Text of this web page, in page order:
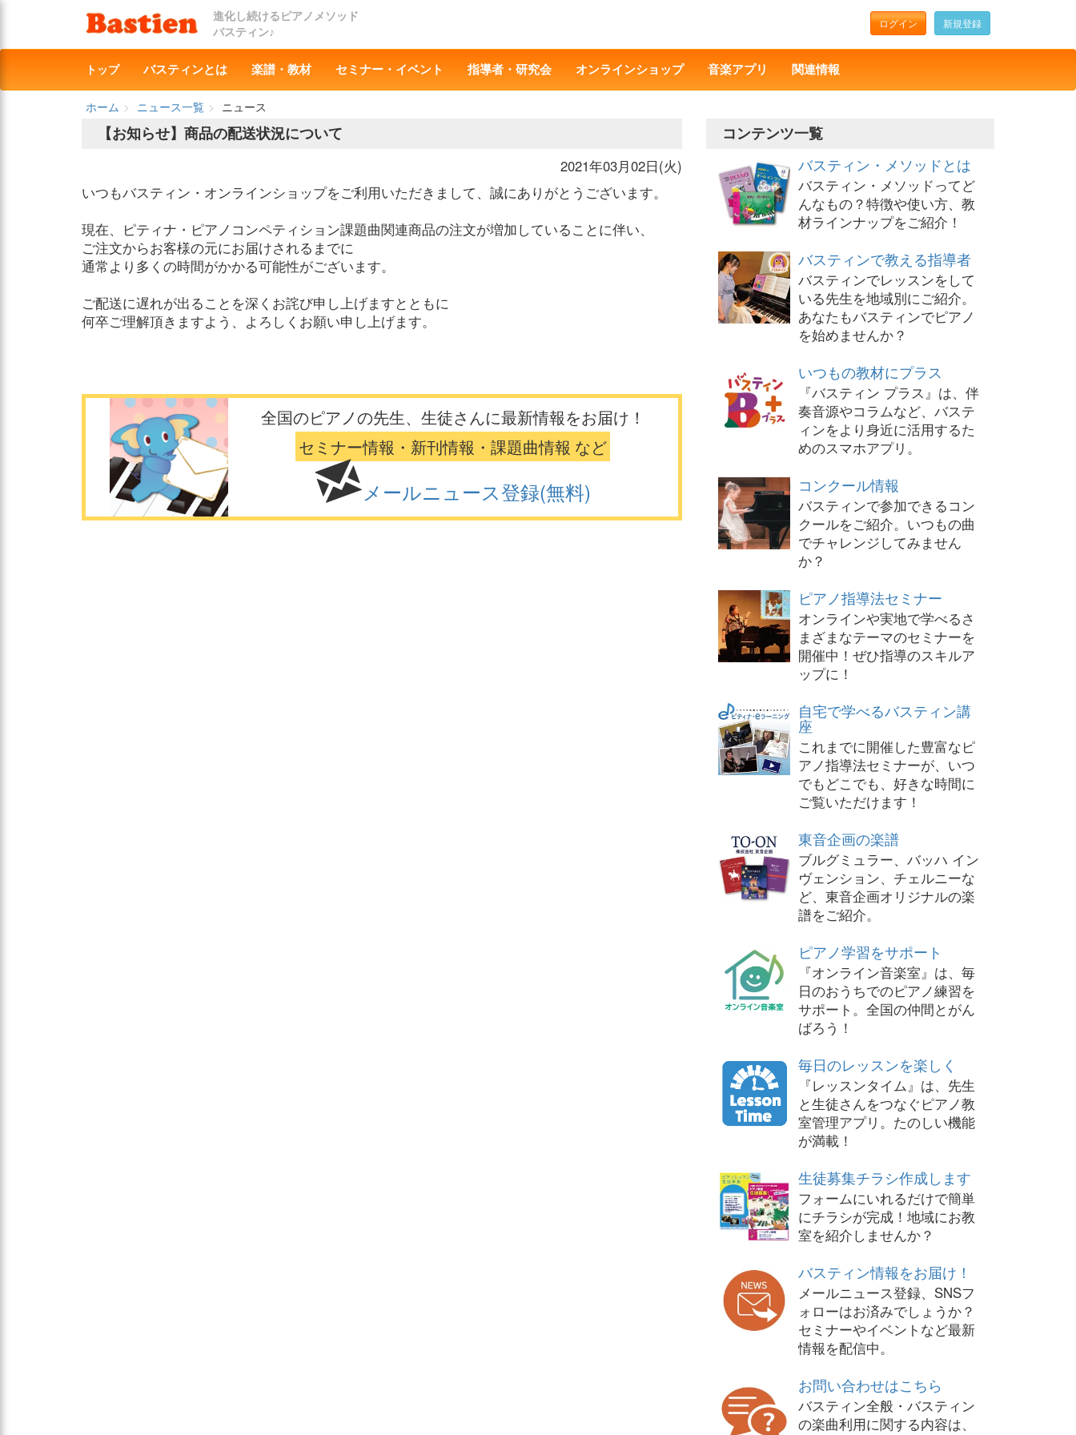
進化し続けるピアノメソッド
バスティン♪
ログイン 新規登録
トップ バスティンとは 楽譜・教材 セミナー・イベント 指導者・研究会 オンラインショップ 音楽アプリ 関連情報
ホーム ニュース一覧
ニュース
【お知らせ】商品の配送状況について
2021年03月02日(火)
いつもバスティン・オンラインショップをご利用いただきまして、誠にありがとうございます。
現在、ピティナ・ピアノコンペティション課題曲関連商品の注文が増加していることに伴い、
ご注文からお客様の元にお届けされるまでに
通常より多くの時間がかかる可能性がございます。
ご配送に遅れが出ることを深くお詫び申し上げますとともに
何卒ご理解頂きますよう、よろしくお願い申し上げます。
全国のピアノの先生、生徒さんに最新情報をお届け！
セミナー情報・新刊情報・課題曲情報 など
メールニュース登録(無料)
コンテンツ一覧
バスティン・メソッドとは
バスティン・メソッドってど
んなもの？特徴や使い方、教
材ラインナップをご紹介！
バスティンで教える指導者
バスティンでレッスンをして
いる先生を地域別にご紹介。
あなたもバスティンでピアノ
を始めませんか？
いつもの教材にプラス
『バスティン プラス』は、伴
奏音源やコラムなど、バステ
ィンをより身近に活用するた
めのスマホアプリ。
コンクール情報
バスティンで参加できるコン
クールをご紹介。いつもの曲
でチャレンジしてみません
か？
ピアノ指導法セミナー
オンラインや実地で学べるさ
まざまなテーマのセミナーを
開催中！ぜひ指導のスキルア
ップに！
自宅で学べるバスティン講
座
これまでに開催した豊富なピ
アノ指導法セミナーが、いつ
でもどこでも、好きな時間に
ご覧いただけます！
東音企画の楽譜
ブルグミュラー、バッハ イン
ヴェンション、チェルニーな
ど、東音企画オリジナルの楽
譜をご紹介。
ピアノ学習をサポート
『オンライン音楽室』は、毎
日のおうちでのピアノ練習を
サポート。全国の仲間とがん
ばろう！
毎日のレッスンを楽しく
『レッスンタイム』は、先生
と生徒さんをつなぐピアノ教
室管理アプリ。たのしい機能
が満載！
生徒募集チラシ作成します
フォームにいれるだけで簡単
にチラシが完成！地域にお教
室を紹介しませんか？
バスティン情報をお届け！
メールニュース登録、SNSフ
ォローはお済みでしょうか？
セミナーやイベントなど最新
情報を配信中。
お問い合わせはこちら
バスティン全般・バスティン
の楽曲利用に関する内容は、